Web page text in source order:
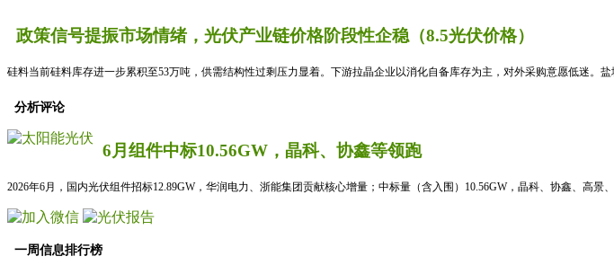
政策信号提振市场情绪，光伏产业链价格阶段性企稳（8.5光伏价格）
硅料当前硅料库存进一步累积至53万吨，供需结构性过剩压力显着。下游拉晶企业以消化自备库存为主，对外采购意愿低迷。
分析评论
6月组件中标10.56GW，晶科、协鑫等领跑
2026年6月，国内光伏组件招标12.89GW，华润电力、浙能集团贡献核心增量；中标量（含入围）10.56GW，晶科、协鑫、高景
一周信息排行榜